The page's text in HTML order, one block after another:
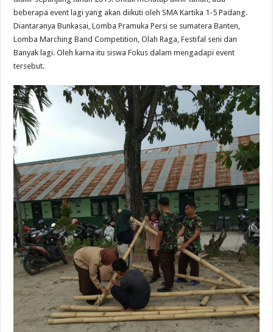
beberapa event lagi yang akan diikuti oleh SMA Kartika 1-5 Padang.
Diantaranya Bunkasai, Lomba Pramuka Persi se sumatera Banten,
Lomba Marching Band Competition, Olah Raga, Festifal seni dan
Banyak lagi. Oleh karna itu siswa Fokus dalam mengadapi event
tersebut.